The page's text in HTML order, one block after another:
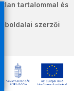
tartalommal és
szerzői